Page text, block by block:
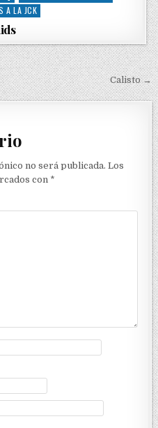
A LA JCK
Calisto →
no será publicada. Los
con *